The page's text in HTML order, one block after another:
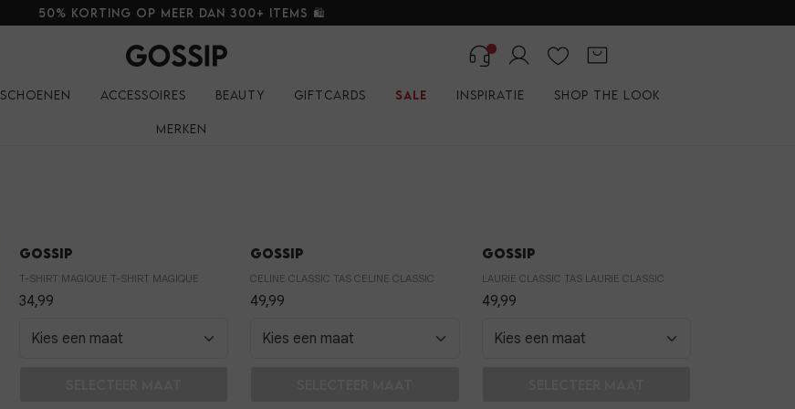
50% korting op meer dan 300+ items 🛍️
Schoenen Accessoires Beauty Giftcards Sale Inspiratie Shop the look
Merken
Gossip
T-SHIRT MAGIQUE T-SHIRT MAGIQUE
34,99
Gossip
CELINE CLASSIC TAS CELINE CLASSIC
49,99
Gossip
LAURIE CLASSIC TAS LAURIE CLASSIC
49,99